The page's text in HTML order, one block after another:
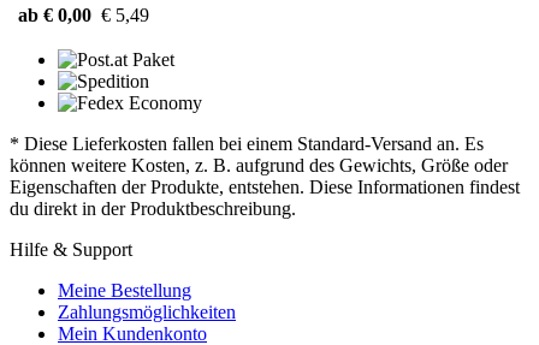
ab € 0,00 € 5,49
* Diese Lieferkosten fallen bei einem Standard-Versand an. Es
können weitere Kosten, z. B. aufgrund des Gewichts, Größe oder
Eigenschaften der Produkte, entstehen. Diese Informationen findest
du direkt in der Produktbeschreibung.
Hilfe & Support
Meine Bestellung
Zahlungsmöglichkeiten
Mein Kundenkonto